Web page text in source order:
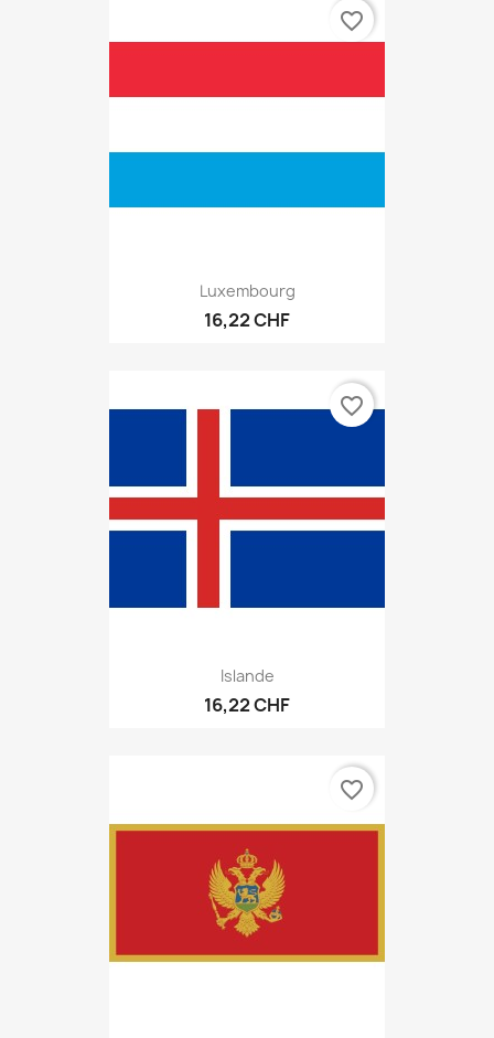
Luxembourg
16,22 CHF
favorite_border
Islande
16,22 CHF
favorite_border
favorite_border